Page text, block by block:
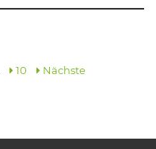
10 Nächste